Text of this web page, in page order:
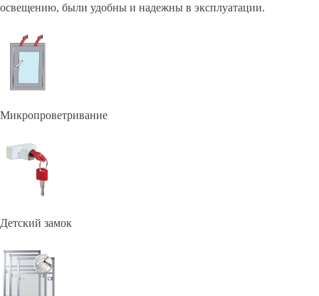
освещению, были удобны и надежны в эксплуатации.
Микропроветривание
Детский замок